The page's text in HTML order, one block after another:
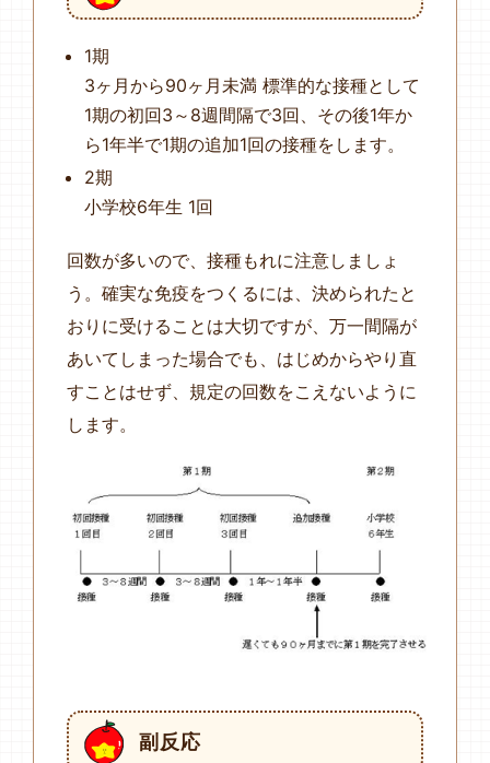
1期
3ヶ月から90ヶ月未満 標準的な接種として
1期の初回3～8週間隔で3回、その後1年か
ら1年半で1期の追加1回の接種をします。
2期
小学校6年生 1回
回数が多いので、接種もれに注意しましょ
う。確実な免疫をつくるには、決められたと
おりに受けることは大切ですが、万一間隔が
あいてしまった場合でも、はじめからやり直
すことはせず、規定の回数をこえないように
します。
副反応